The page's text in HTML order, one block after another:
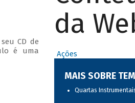
CD de
é uma
da
Ações
MAIS SOBRE
Quartas Instrumentais